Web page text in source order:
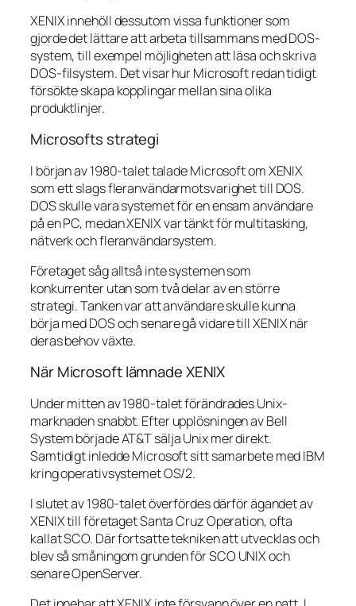
XENIX innehöll dessutom vissa funktioner som
gjorde det lättare att arbeta tillsammans med DOS-
system, till exempel möjligheten att läsa och skriva
DOS-filsystem. Det visar hur Microsoft redan tidigt
försökte skapa kopplingar mellan sina olika
produktlinjer.
Microsofts strategi
I början av 1980-talet talade Microsoft om XENIX
som ett slags fleranvändarmotsvarighet till DOS.
DOS skulle vara systemet för en ensam användare
på en PC, medan XENIX var tänkt för multitasking,
nätverk och fleranvändarsystem.
Företaget såg alltså inte systemen som
konkurrenter utan som två delar av en större
strategi. Tanken var att användare skulle kunna
börja med DOS och senare gå vidare till XENIX när
deras behov växte.
När Microsoft lämnade XENIX
Under mitten av 1980-talet förändrades Unix-
marknaden snabbt. Efter upplösningen av Bell
System började AT&T sälja Unix mer direkt.
Samtidigt inledde Microsoft sitt samarbete med IBM
kring operativsystemet OS/2.
I slutet av 1980-talet överfördes därför ägandet av
XENIX till företaget Santa Cruz Operation, ofta
kallat SCO. Där fortsatte tekniken att utvecklas och
blev så småningom grunden för SCO UNIX och
senare OpenServer.